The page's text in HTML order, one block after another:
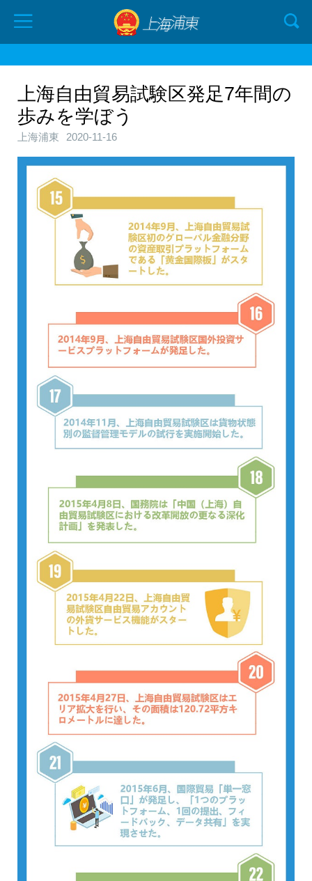
上海自由貿易試験区発足7年間の
歩みを学ぼう
上海浦東 2020-11-16